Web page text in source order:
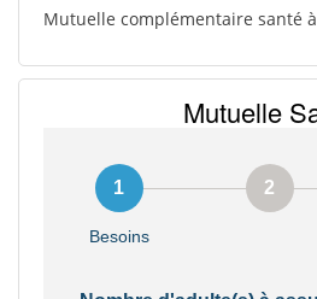
Mutuelle complémentaire santé à